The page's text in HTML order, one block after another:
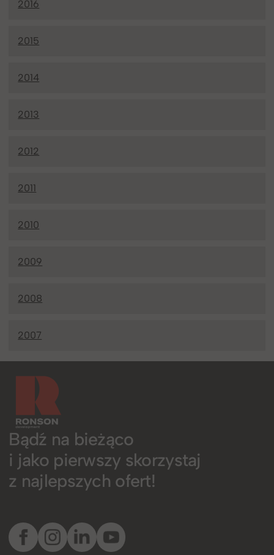
2016
2015
2014
2013
2012
2011
2010
2009
2008
2007
Bądź na bieżąco
i jako pierwszy skorzystaj
z najlepszych ofert!